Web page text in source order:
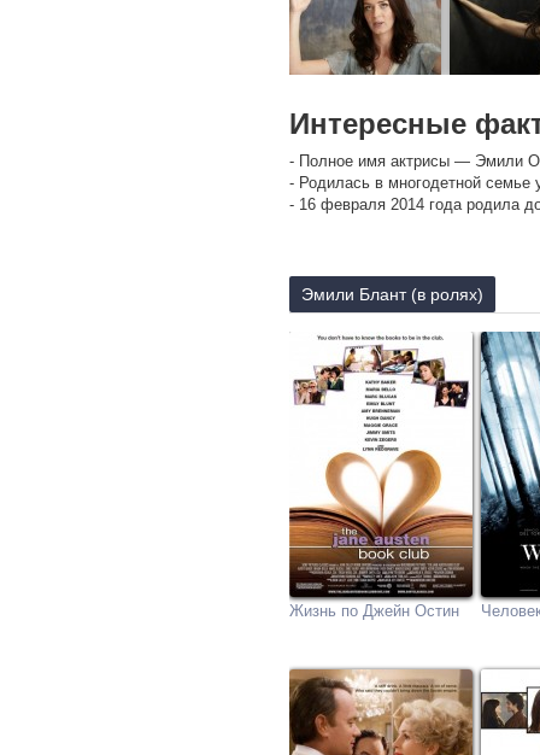
Интересные
- Полное имя актрисы — Эмили
- Родилась в многодетной семье
- 16 февраля 2014 года родила
Эмили Блант (в ролях)
Жизнь по Джейн Остин